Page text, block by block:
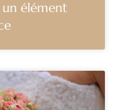
élément